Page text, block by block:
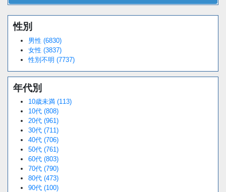
性別
男性 (6830)
女性 (3837)
性別不明 (7737)
年代別
10歳未満 (113)
10代 (808)
20代 (961)
30代 (711)
40代 (706)
50代 (761)
60代 (803)
70代 (790)
80代 (473)
90代 (100)